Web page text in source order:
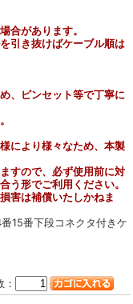
合があります。
引き抜けばケーブル順は
、ピンセット等で丁寧に
により様々なため、本製
すので、必ず使用前に対
う形でご利用ください。
害は補償いたしかねま
15番下段コネクタ付きケ